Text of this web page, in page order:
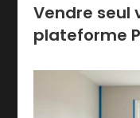
Vendre seul
plateforme